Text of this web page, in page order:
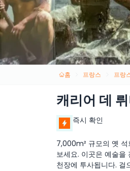
홈 프랑스 프랑
캐리어 데
즉시 확인
7,000m² 규모의 옛 석
보세요. 이곳은 예술을
천장에 투사됩니다. 걸